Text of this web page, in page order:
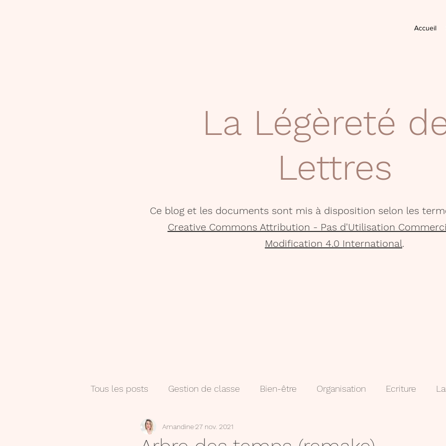
Accueil
La Légèreté
Lettres
Ce blog et les documents sont mis à disposition selon les
Creative Commons Attribution - Pas d'Utilisation
Modification 4.0 International.
Tous les posts Gestion de classe Bien-être Organisation Ecriture
Salle de classe Numérique
Amandine27 nov. 2021